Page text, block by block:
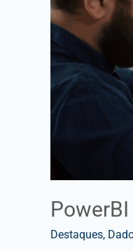
Destaques,